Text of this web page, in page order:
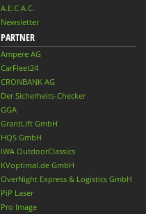
A.E.C.A.C.
Newsletter
PARTNER
Ampere AG
CarFleet24
CRONBANK AG
Der Sicherheits-Checker
GGA
GrantLift GmbH
HQS GmbH
IWA OutdoorClassics
KVoptimal.de GmbH
OverNight Express & Logistics GmbH
PiP Laser
Pro Image